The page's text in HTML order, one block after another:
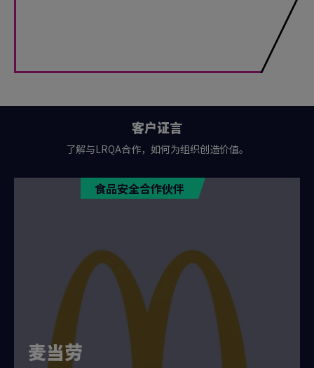
客户证言
了解与LRQA合作，如何为组织创造价值。
麦当劳
食品安全合作伙伴